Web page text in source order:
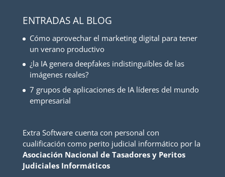
ENTRADAS AL BLOG
Cómo aprovechar el marketing digital para tener
un verano productivo
¿la IA genera deepfakes indistinguibles de las
imágenes reales?
7 grupos de aplicaciones de IA líderes del mundo
empresarial
Extra Software cuenta con personal con
cualificación como perito judicial informático por la
Asociación Nacional de Tasadores y Peritos
Judiciales Informáticos